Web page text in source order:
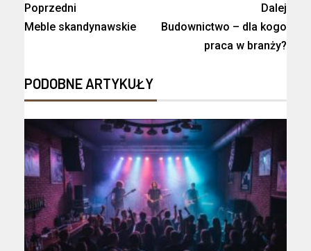
Poprzedni
Meble skandynawskie
Dalej
Budownictwo – dla kogo
praca w branży?
PODOBNE ARTYKUŁY